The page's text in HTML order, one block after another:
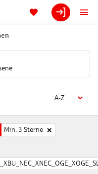
A-Z
Min. 3 Sterne